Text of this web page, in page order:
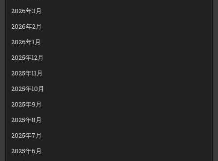
2026年3月
2026年2月
2026年1月
2025年12月
2025年11月
2025年10月
2025年9月
2025年8月
2025年7月
2025年6月